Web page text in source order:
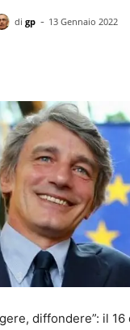
di gp - 13 Gennaio 2022
diffondere”: il 16